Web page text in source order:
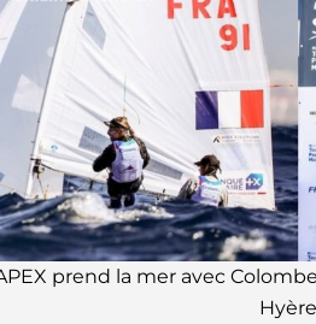
prend la mer avec